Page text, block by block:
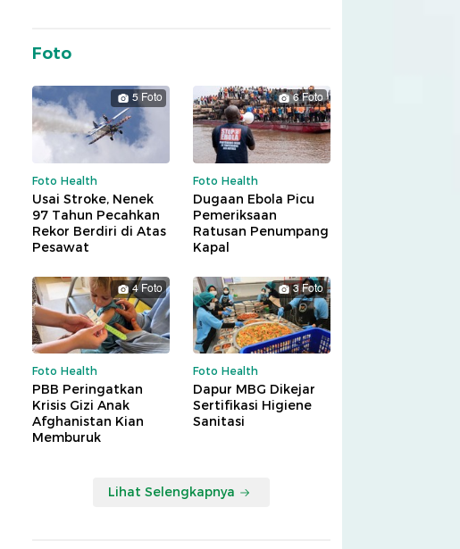
Foto
5 Foto
Foto Health
Usai Stroke, Nenek
97 Tahun Pecahkan
Rekor Berdiri di Atas
Pesawat
6 Foto
Foto Health
Dugaan Ebola Picu
Pemeriksaan
Ratusan Penumpang
Kapal
4 Foto
Foto Health
PBB Peringatkan
Krisis Gizi Anak
Afghanistan Kian
Memburuk
3 Foto
Foto Health
Dapur MBG Dikejar
Sertifikasi Higiene
Sanitasi
Lihat Selengkapnya